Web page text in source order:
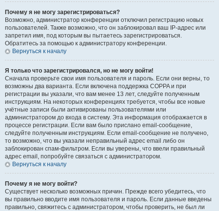
Почему я не могу зарегистрироваться?
Возможно, администратор конференции отключил регистрацию новых
пользователей. Также возможно, что он заблокировал ваш IP-адрес или
запретил имя, под которым вы пытаетесь зарегистрироваться.
Обратитесь за помощью к администратору конференции.
Вернуться к началу
Я только что зарегистрировался, но не могу войти!
Сначала проверьте свои имя пользователя и пароль. Если они верны, то
возможны два варианта. Если включена поддержка COPPA и при
регистрации вы указали, что вам менее 13 лет, следуйте полученным
инструкциям. На некоторых конференциях требуется, чтобы все новые
учётные записи были активированы пользователями или
администратором до входа в систему. Эта информация отображается в
процессе регистрации. Если вам было прислано email-сообщение,
следуйте полученным инструкциям. Если email-сообщение не получено,
то возможно, что вы указали неправильный адрес email либо он
заблокирован спам-фильтром. Если вы уверены, что ввели правильный
адрес email, попробуйте связаться с администратором.
Вернуться к началу
Почему я не могу войти?
Существует несколько возможных причин. Прежде всего убедитесь, что
вы правильно вводите имя пользователя и пароль. Если данные введены
правильно, свяжитесь с администратором, чтобы проверить, не был ли